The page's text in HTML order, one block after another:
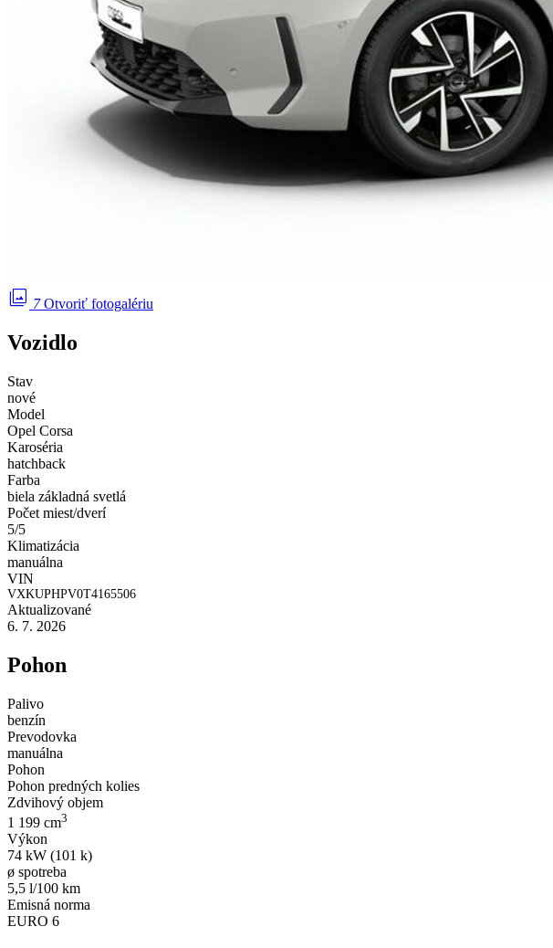
photo_library 7 Otvoriť fotogalériu
Vozidlo
Stav
nové
Model
Opel Corsa
Karoséria
hatchback
Farba
biela základná svetlá
Počet miest/dverí
5/5
Klimatizácia
manuálna
VIN
VXKUPHPV0T4165506
Aktualizované
6. 7. 2026
Pohon
Palivo
benzín
Prevodovka
manuálna
Pohon
Pohon predných kolies
Zdvihový objem
1 199 cm3
Výkon
74 kW (101 k)
ø spotreba
5,5 l/100 km
Emisná norma
EURO 6